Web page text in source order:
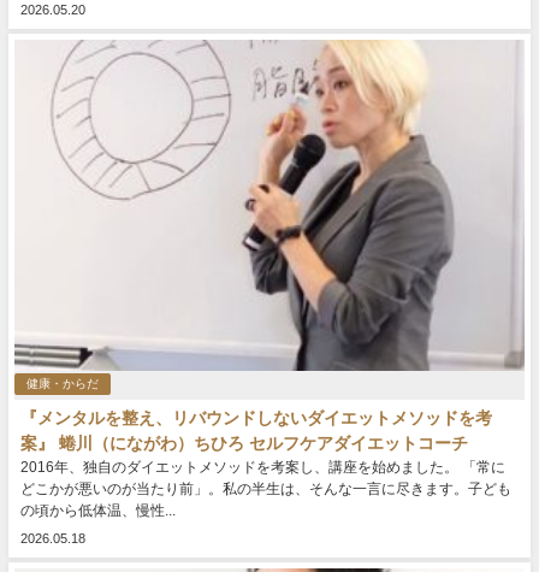
2026.05.20
健康・からだ
『メンタルを整え、リバウンドしないダイエットメソッドを考
案』 蜷川（にながわ）ちひろ セルフケアダイエットコーチ
2016年、独自のダイエットメソッドを考案し、講座を始めました。 「常に
どこかが悪いのが当たり前」。私の半生は、そんな一言に尽きます。子ども
の頃から低体温、慢性...
2026.05.18